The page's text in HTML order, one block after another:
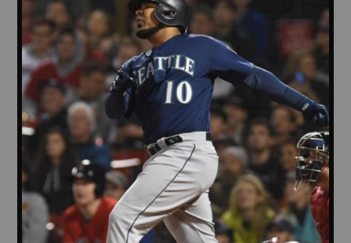
1 MOONWALKERS_OFF
German Jimenez
2 DISCO BEATS
Lenny Jackson